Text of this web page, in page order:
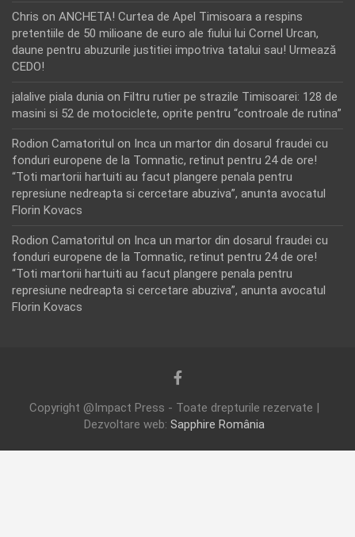
Chris on ANCHETA! Curtea de Apel Timisoara a respins
pretentiile de 50 milioane de euro ale fiului lui Cornel Urcan,
daune pentru abuzurile justitiei impotriva tatalui sau! Urmează
CEDO!
jalalive piala dunia on Filtru rutier pe strazile Timisoarei: 128 de
masini si 52 de motociclete, oprite pentru “controale de rutina”
Rodion Camatoritul on Inca un martor din dosarul fraudei cu
fonduri europene de la Tomnatic, retinut pentru 24 de ore!
“Toti martorii hartuiti au facut plangere penala pentru
represiune nedreapta si cercetare abuziva”, anunta avocatul
Florin Kovacs
Rodion Camatoritul on Inca un martor din dosarul fraudei cu
fonduri europene de la Tomnatic, retinut pentru 24 de ore!
“Toti martorii hartuiti au facut plangere penala pentru
represiune nedreapta si cercetare abuziva”, anunta avocatul
Florin Kovacs
Copyright @Impact Press - Toate drepturile rezervate |
Dezvoltare web: Sapphire România